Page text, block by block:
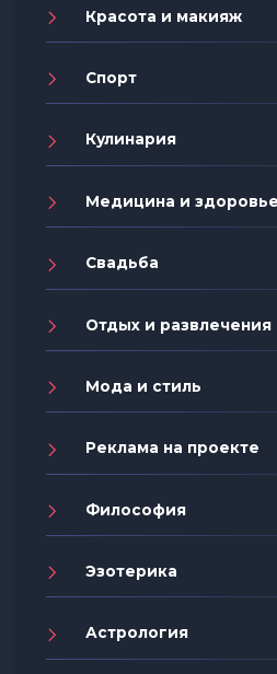
Красота и макияж
Спорт
Кулинария
Медицина и здоровье
Свадьба
Отдых и развлечения
Мода и стиль
Реклама на проекте
Философия
Эзотерика
Астрология